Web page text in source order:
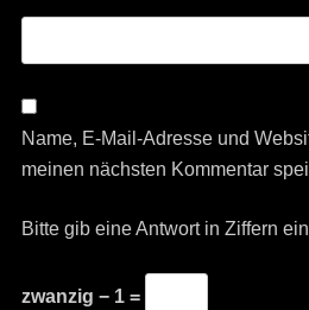
Name, E-Mail-Adresse und
meinen nächsten Kommentar
Bitte gib eine Antwort in Ziffern
zwanzig − 1 =